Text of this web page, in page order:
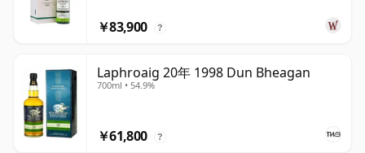
￥83,900 ?
Laphroaig 20年 1998 Dun Bheagan
700ml • 54.9%
￥61,800 ?